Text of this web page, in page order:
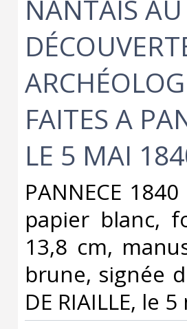
NANTAIS AU
FAITES A
LE 5 MAI
‎PANNECE
papier blanc,
13,8 cm,
brune, signée
DE RIAILLE, le